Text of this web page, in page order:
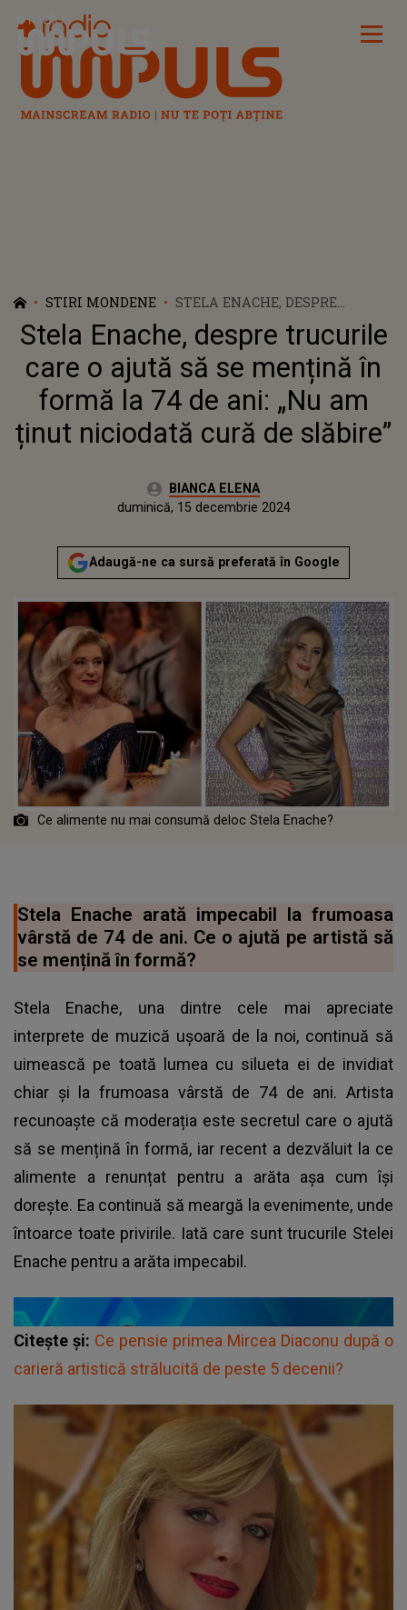
Radio Impuls
STIRI MONDENE
STELA ENACHE, DESPRE
TRUCURILE CARE O AJUTĂ SĂ
SE MENȚINĂ ÎN FORMĂ LA 74
DE ANI: „NU AM ȚINUT
NICIODATĂ CURĂ DE SLĂBIRE”
Stela Enache, despre trucurile
care o ajută să se mențină în
formă la 74 de ani: „Nu am
ținut niciodată cură de slăbire”
Autor:BIANCA ELENA
Publicat:
duminică, 15 decembrie 2024
Adaugă-ne ca sursă preferată în Google
Ce alimente nu mai consumă deloc Stela Enache?
Stela Enache arată impecabil la frumoasa
vârstă de 74 de ani. Ce o ajută pe artistă să
se mențină în formă?
Stela Enache, una dintre cele mai apreciate
interprete de muzică ușoară de la noi, continuă să
uimească pe toată lumea cu silueta ei de invidiat
chiar și la frumoasa vârstă de 74 de ani. Artista
recunoaște că moderația este secretul care o ajută
să se mențină în formă, iar recent a dezvăluit la ce
alimente a renunțat pentru a arăta așa cum își
dorește. Ea continuă să meargă la evenimente, unde
întoarce toate privirile. Iată care sunt trucurile Stelei
Enache pentru a arăta impecabil.
Citește și: Ce pensie primea Mircea Diaconu după o
carieră artistică strălucită de peste 5 decenii?